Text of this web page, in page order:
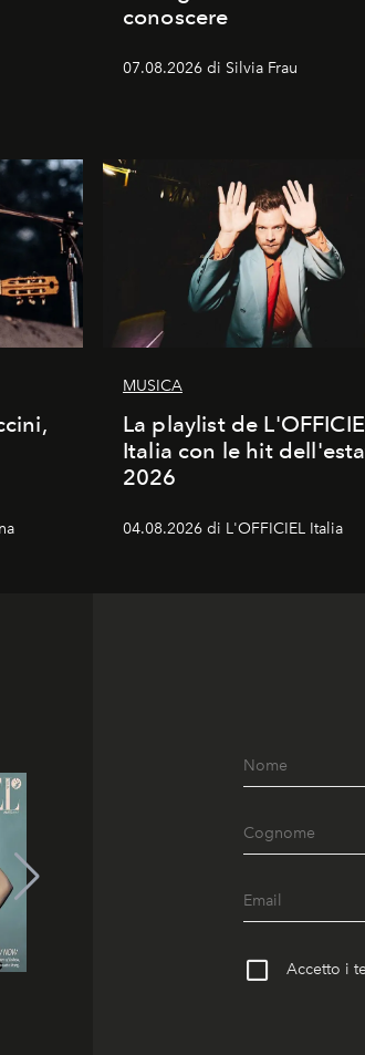
conoscere
07.08.2026 di Silvia Frau
MUSICA
La playlist de
Italia con le hit
2026
04.08.2026 di L'OFFICIEL Italia
Accetto i